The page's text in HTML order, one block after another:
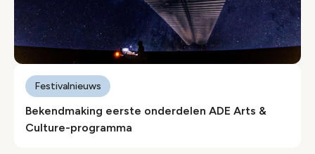
Bekendmaking eerste onderdelen ADE Arts &
Culture-programma
Festivalnieuws